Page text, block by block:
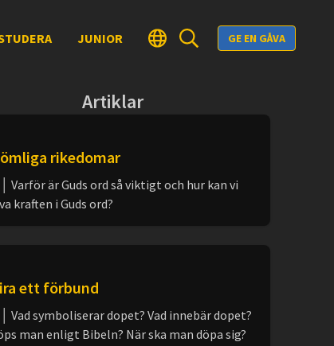
JUNIOR GE EN GÅVA
Artiklar
rikedomar
Varför är Guds ord så viktigt och hur kan vi
kraften i Guds ord?
ett förbund
Vad symboliserar dopet? Vad innebär dopet?
man enligt Bibeln? När ska man döpa sig?